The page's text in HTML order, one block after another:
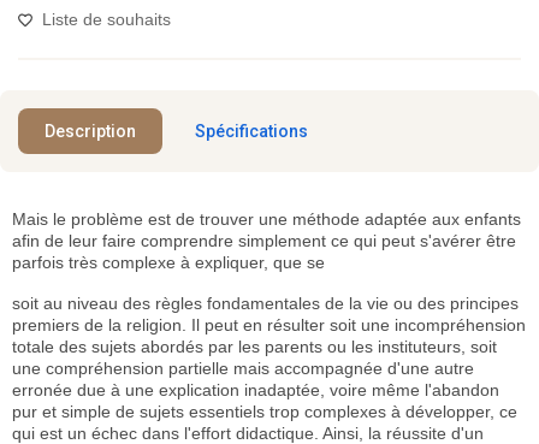
Liste de souhaits
Description Spécifications
Mais le problème est de trouver une méthode adaptée aux enfants
afin de leur faire comprendre simplement ce qui peut s'avérer être
parfois très complexe à expliquer, que se
soit au niveau des règles fondamentales de la vie ou des principes
premiers de la religion. Il peut en résulter soit une incompréhension
totale des sujets abordés par les parents ou les instituteurs, soit
une compréhension partielle mais accompagnée d'une autre
erronée due à une explication inadaptée, voire même l'abandon
pur et simple de sujets essentiels trop complexes à développer, ce
qui est un échec dans l'effort didactique. Ainsi, la réussite d'un